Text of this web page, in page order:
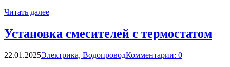
Читать далее
Установка смесителей с термостатом
22.01.2025Электрика, ВодопроводКомментарии: 0